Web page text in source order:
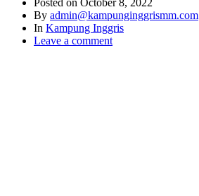
By admin@kampunginggrismm.com
In Kampung Inggris
Leave a comment